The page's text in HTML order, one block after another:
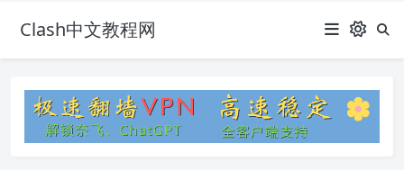
Clash中文教程网